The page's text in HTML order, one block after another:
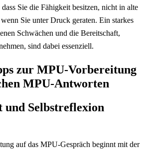
Sie die Fähigkeit besitzen, nicht in alte
Sie unter Druck geraten. Ein starkes
Schwächen und die Bereitschaft,
sind dabei essenziell.
zur MPU-Vorbereitung
MPU-Antworten
und Selbstreflexion
auf das MPU-Gespräch beginnt mit der